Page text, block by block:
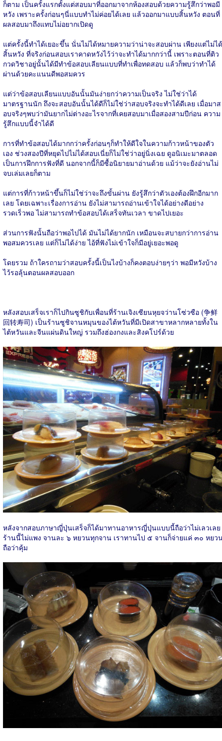
ก็ตาม เป็นครั้งแรกตั้งแต่สอบมาที่ออกมาจากห้องสอบด้วยความรู้สึกว่าพอมี
หวัง เพราะครั้งก่อนๆนี่แบบทำไม่ค่อยได้เลย แล้วออกมาแบบสิ้นหวัง ตอนที่
ผลสอบมาถึงแทบไม่อยากเปิดดู
แต่ครั้งนี้ทำได้เยอะขึ้น นั่นไม่ได้หมายความว่าน่าจะสอบผ่าน เพียงแต่ไม่ได้
สิ้นหวัง ที่จริงก่อนสอบเราคาดหวังไว้ว่าจะทำได้มากกว่านี้ เพราะตอนที่ติว
กวดวิชาอยู่นั้นได้มีทำข้อสอบเลียนแบบที่ทำเพื่อทดสอบ แล้วก็พบว่าทำได้
ผ่านด้วยคะแนนดีพอสมควร
แต่ว่าข้อสอบเลียนแบบอันนั้นมันง่ายกว่าความเป็นจริง ไม่ใช่ว่าได้
มาตรฐานนัก ถึงจะสอบอันนั้นได้ดีก็ไม่ใช่ว่าสอบจริงจะทำได้ดีเลย เมื่อมาส
อบจริงๆพบว่ามันยากไม่ต่างอะไรจากที่เคยสอบมาเมื่อสองสามปีก่อน ความ
รู้สึกแบบนี้จำได้ดี
การที่ทำข้อสอบได้มากกว่าครั้งก่อนๆก็ทำให้ดีใจในความก้าวหน้าของตัว
เอง ช่วงสองปีที่หยุดไปไม่ได้สอบเนี่ยก็ไม่ใช่ว่าอยู่นิ่งเฉย ดูอนิเมะมาตลอด
เป็นการฝึกการฟังที่ดี นอกจากนี้ก็มีซื้อนิยายมาอ่านด้วย แม้ว่าจะยังอ่านไม่
จบเล่มเลยก็ตาม
แต่การที่ก้าวหน้าขึ้นก็ไม่ใช่ว่าจะถึงขั้นผ่าน ยังรู้สึกว่าตัวเองต้องฝึกอีกมาก
เลย โดยเฉพาะเรื่องการอ่าน ยังไม่สามารถอ่านเข้าใจได้อย่างดีอย่าง
รวดเร็วพอ ไม่สามารถทำข้อสอบได้เสร็จทันเวลา ขาดไปเยอะ
ส่วนการฟังนั้นถือว่าพอไปได้ มันไม่ได้ยากนัก เหมือนจะสบายกว่าการอ่าน
พอสมควรเลย แต่ก็ไม่ได้ง่าย ไอ้ที่ฟังไม่เข้าใจก็มีอยู่เยอะพอดู
โดยรวม ถ้าใครถามว่าสอบครั้งนี้เป็นไงบ้างก็คงตอบง่ายๆว่า พอมีหวังบ้าง
ไว้รอลุ้นตอนผลสอบออก
หลังสอบเสร็จเราก็ไปกินซูชิกับเพื่อนที่ร้านเจิงเซียนหุยจว่านโซ่วซือ (争鲜
回转寿司) เป็นร้านซูชิจานหมุนของไต้หวันที่มีเปิดสาขาหลากหลายทั้งใน
ไต้หวันและจีนแผ่นดินใหญ่ รวมถึงฮ่องกงและสิงคโปร์ด้วย
หลังจากสอบภาษาญี่ปุ่นเสร็จก็ได้มาทานอาหารญี่ปุ่นแบบนี้ถือว่าไม่เลวเลย
ร้านนี้ไม่แพง จานละ ๖ หยวนทุกจาน เราทานไป ๕ จานก็จ่ายแค่ ๓๐ หยว
ถือว่าคุ้ม